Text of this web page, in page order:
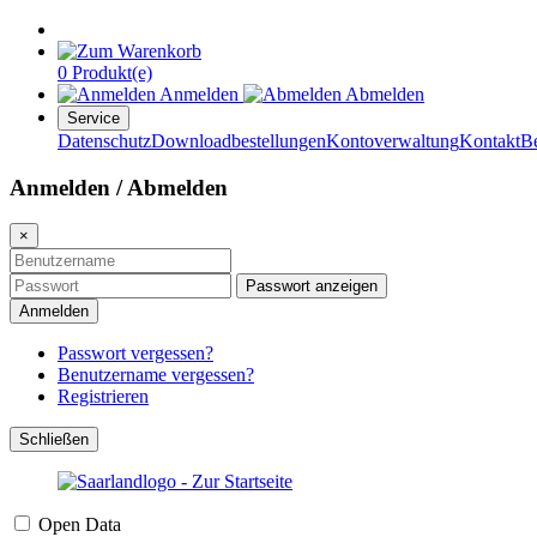
0 Produkt(e)
Anmelden
Abmelden
Service
DatenschutzDownloadbestellungenKontoverwaltungKontakt
Anmelden / Abmelden
×
Passwort anzeigen
Anmelden
Passwort vergessen?
Benutzername vergessen?
Registrieren
Schließen
Open Data